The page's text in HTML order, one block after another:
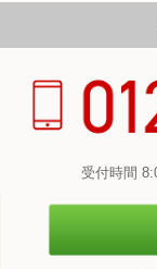
受付時間